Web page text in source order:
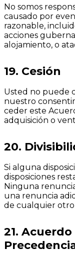
No somos
causado por
razonable,
acciones
alojamiento, o
19. Cesión
Usted no puede
nuestro
ceder este
adquisición o
20.
Si alguna
disposiciones
Ninguna
una renuncia
de cualquier
21.